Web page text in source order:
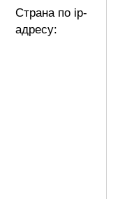
Страна по ip-
адресу: